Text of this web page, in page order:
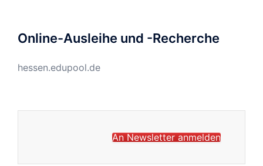
Online-Ausleihe und -Recherche
hessen.edupool.de
An Newsletter anmelden